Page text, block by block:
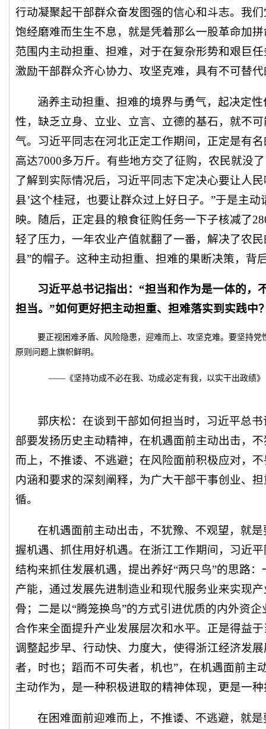
行动凝聚起干部群众奋发图强的信心和斗志。我
饱经磨难而生生不息，就是凭着那么一股革命加
范围内主动担重、担难，对于在复杂形势和艰巨
激励干部群众齐心协力、攻坚克难，具有不可替
涵养主动担重、担难的境界与勇气，起决定
性，缺乏立身、立业、立言、立德的基石，就不
气。习近平同志在河北正定工作期间，正定是有
高达7000多万斤。有些地方交了征购，农民就没
了解到实际情况后，习近平同志下定决心要让人
县’这个桂冠，也要让群众过上好日子。”于是主
映。随后，正定县的粮食征购任务一下子核减了
轻了压力，一年农业产值就翻了一番，解决了农
县”的帽子。这种主动担重、担难的果断决策，背
习近平总书记指出：“担当和作为是一体的，
担当。”如何更好把主动担重、担难落实到实践中
要正视困难矛盾、风险隐患，迎难而上、攻坚克难。要坚持
原则问题上旗帜鲜明。
——《坚持功成不必在我、功成必定有我，以实干出政绩
郭庆松：在谈到干部如何担当时，习近平总
部要发扬历史主动精神，在机遇面前主动出击，
而上，不推诿、不逃避；在风险面前积极应对，
内涵和要求的深刻阐释，为广大干部干事创业、
循。
在机遇面前主动出击，不犹豫、不观望，就
握机遇、抓住用好机遇。在浙江工作期间，习近
结构来抓住发展机遇，提出养好“两只鸟”的思路
产能，通过发展先进制造业和现代服务业来实现
骨；二是以“腾笼换鸟”的方式引进优质的内外资
合作来全面提升产业发展层次和水平。正是得益
调整起步早、行动快、力度大，使得浙江经济发
者，时也；蹈而不可失者，机也”，在机遇面前主
主动作为，是一种积极进取的精神体现，更是一
在困难面前迎难而上，不推诿、不逃避，就